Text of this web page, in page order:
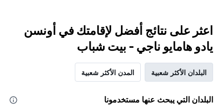
اعثر على نتائج أفضل لإقامتك في أونسن
يادو هامايو ناجي - بيت شباب
البلدان الأكثر شعبية المدن الأكثر شعبية
البلدان التي يبحث عنها مستخدمونا